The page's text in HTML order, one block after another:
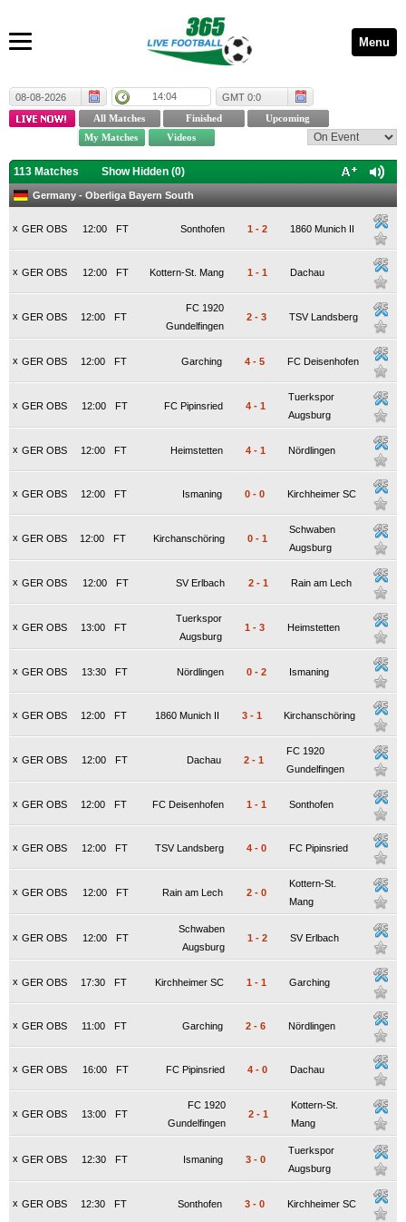
Menu
08-08-2026 14:04 GMT 0:0
113 Matches Show Hidden (0)
Germany - Oberliga Bayern South
x GER OBS FT
12:00 Sonthofen 1 - 2 1860 Munich II
x GER OBS FT
12:00 Kottern-St. Mang 1 - 1 Dachau
x GER OBS FT
12:00
FC 1920
Gundelfingen
2 - 3 TSV Landsberg
x GER OBS FT
12:00 Garching 4 - 5 FC Deisenhofen
x GER OBS FT
12:00 FC Pipinsried 4 - 1
Tuerkspor
Augsburg
x GER OBS FT
12:00 Heimstetten 4 - 1 Nördlingen
x GER OBS FT
12:00 Ismaning 0 - 0 Kirchheimer SC
x GER OBS FT
12:00 Kirchanschöring 0 - 1
Schwaben
Augsburg
x GER OBS FT
12:00 SV Erlbach 2 - 1 Rain am Lech
x GER OBS FT
13:00
Tuerkspor
Augsburg
1 - 3 Heimstetten
x GER OBS FT
13:30 Nördlingen 0 - 2 Ismaning
x GER OBS FT
12:00 1860 Munich II 3 - 1 Kirchanschöring
x GER OBS FT
12:00 Dachau 2 - 1
FC 1920
Gundelfingen
x GER OBS FT
12:00 FC Deisenhofen 1 - 1 Sonthofen
x GER OBS FT
12:00 TSV Landsberg 4 - 0 FC Pipinsried
x GER OBS FT
12:00 Rain am Lech 2 - 0
Kottern-St.
Mang
x GER OBS FT
12:00
Schwaben
Augsburg
1 - 2 SV Erlbach
x GER OBS FT
17:30 Kirchheimer SC 1 - 1 Garching
x GER OBS FT
11:00 Garching 2 - 6 Nördlingen
x GER OBS FT
16:00 FC Pipinsried 4 - 0 Dachau
x GER OBS FT
13:00
FC 1920
Gundelfingen
2 - 1
Kottern-St.
Mang
x GER OBS FT
12:30 Ismaning 3 - 0
Tuerkspor
Augsburg
x GER OBS FT
12:30 Sonthofen 3 - 0 Kirchheimer SC